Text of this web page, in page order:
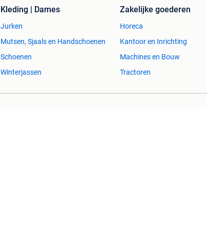
Kleding | Dames
Jurken
Mutsen, Sjaals en Handschoenen
Schoenen
Winterjassen
Zakelijke goederen
Horeca
Kantoor en Inrichting
Machines en Bouw
Tractoren